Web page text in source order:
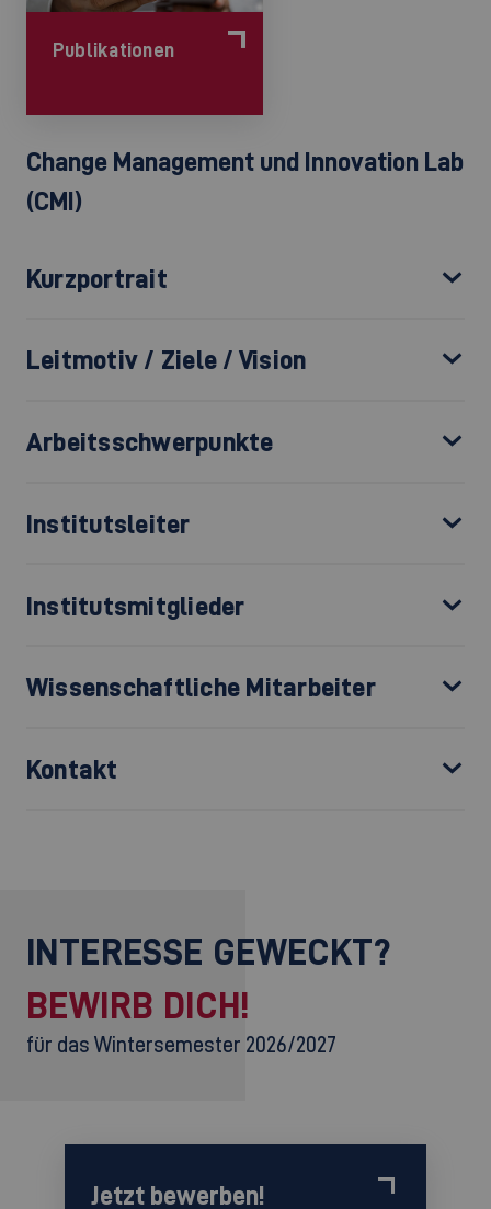
Publikationen
Change Management und Innovation Lab
(CMI)
Kurzportrait
Leitmotiv / Ziele / Vision
Arbeitsschwerpunkte
Institutsleiter
Institutsmitglieder
Wissenschaftliche Mitarbeiter
Kontakt
INTERESSE GEWECKT?
BEWIRB DICH!
für das Wintersemester 2026/2027
Jetzt bewerben!